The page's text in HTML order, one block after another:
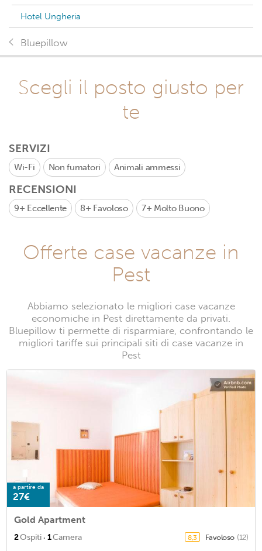
Hotel Ungheria
Bluepillow
Scegli il posto giusto per
te
SERVIZI
Wi-Fi Non fumatori Animali ammessi
RECENSIONI
9+ Eccellente 8+ Favoloso 7+ Molto Buono
Offerte case vacanze in
Pest
Abbiamo selezionato le migliori case vacanze
economiche in Pest direttamente da privati.
Bluepillow ti permette di risparmiare, confrontando le
migliori tariffe sui principali siti di case vacanze in
Pest
a partire da
27€
Gold Apartment
2Ospiti · 1Camera 8,3 Favoloso (12)